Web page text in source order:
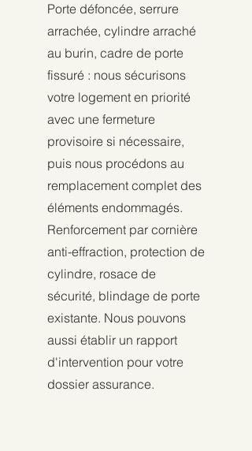
Porte défoncée, serrure
arrachée, cylindre arraché
au burin, cadre de porte
fissuré : nous sécurisons
votre logement en priorité
avec une fermeture
provisoire si nécessaire,
puis nous procédons au
remplacement complet des
éléments endommagés.
Renforcement par cornière
anti-effraction, protection de
cylindre, rosace de
sécurité, blindage de porte
existante. Nous pouvons
aussi établir un rapport
d'intervention pour votre
dossier assurance.